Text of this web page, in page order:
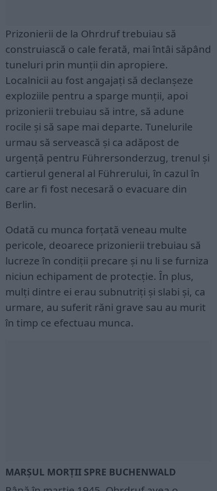
Prizonierii de la Ohrdruf trebuiau să
construiască o cale ferată, mai întâi săpând
tuneluri prin munții din apropiere.
Localnicii au fost angajați să declanșeze
exploziile pentru a sparge munții, apoi
prizonierii trebuiau să intre, să adune
rocile și să sape mai departe. Tunelurile
urmau să servească și ca adăpost de
urgență pentru Führersonderzug, trenul și
cartierul general al Führerului, în cazul în
care ar fi fost necesară o evacuare din
Berlin.
Odată cu munca forțată veneau multe
pericole, deoarece prizonierii trebuiau să
lucreze în condiții precare și nu li se furniza
niciun echipament de protecție. În plus,
mulți dintre ei erau subnutriți și slabi și, ca
urmare, au suferit răni grave sau au murit
în timp ce efectuau munca.
MARȘUL MORȚII SPRE BUCHENWALD